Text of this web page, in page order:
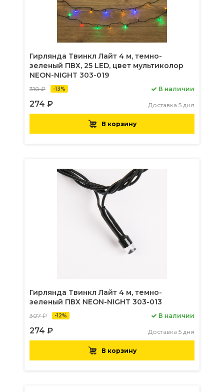
Гирлянда Твинкл Лайт 4 м, темно-
зеленый ПВХ, 25 LED, цвет мультиколор
NEON-NIGHT 303-019
310 ₽ -13%
274 ₽
В наличии
Доставка 5 дня
В корзину
Гирлянда Твинкл Лайт 4 м, темно-
зеленый ПВХ NEON-NIGHT 303-013
307 ₽ -12%
274 ₽
В наличии
Доставка 5 дня
В корзину